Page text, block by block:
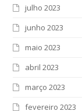
julho 2023
junho 2023
maio 2023
abril 2023
março 2023
fevereiro 2023